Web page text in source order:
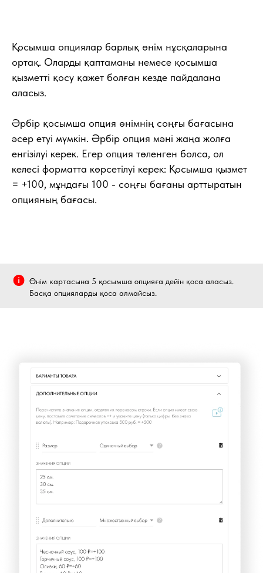
Қосымша опциялар барлық өнім нұсқаларына
ортақ. Оларды қаптаманы немесе қосымша
қызметті қосу қажет болған кезде пайдалана
аласыз.
Әрбір қосымша опция өнімнің соңғы бағасына
әсер етуі мүмкін. Әрбір опция мәні жаңа жолға
енгізілуі керек. Егер опция төленген болса, ол
келесі форматта көрсетілуі керек: Қосымша қызмет
= +100, мұндағы 100 - соңғы бағаны арттыратын
опцияның бағасы.
Өнім картасына 5 қосымша опцияға дейін қоса аласыз.
Басқа опцияларды қоса алмайсыз.